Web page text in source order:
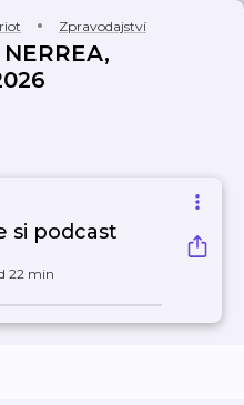
Zpravodajství
si podcast
22 min